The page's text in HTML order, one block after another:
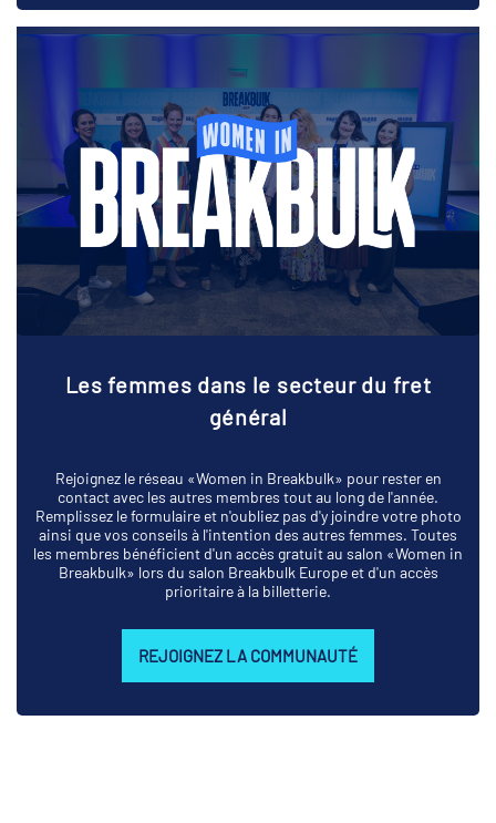
Les femmes dans le secteur du fret
général
Rejoignez le réseau «Women in Breakbulk» pour rester en
contact avec les autres membres tout au long de l'année.
Remplissez le formulaire et n'oubliez pas d'y joindre votre photo
ainsi que vos conseils à l'intention des autres femmes. Toutes
les membres bénéficient d'un accès gratuit au salon «Women in
Breakbulk» lors du salon Breakbulk Europe et d'un accès
prioritaire à la billetterie.
REJOIGNEZ LA COMMUNAUTÉ